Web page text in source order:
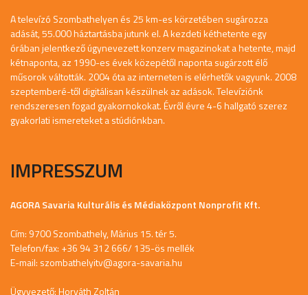
A televízó Szombathelyen és 25 km-es körzetében sugározza
adását, 55.000 háztartásba jutunk el. A kezdeti kéthetente egy
órában jelentkező úgynevezett konzerv magazinokat a hetente, majd
kétnaponta, az 1990-es évek közepétől naponta sugárzott élő
műsorok váltották. 2004 óta az interneten is elérhetők vagyunk. 2008
szeptemberé-től digitálisan készülnek az adások. Televíziónk
rendszeresen fogad gyakornokokat. Évről évre 4-6 hallgató szerez
gyakorlati ismereteket a stúdiónkban.
IMPRESSZUM
AGORA Savaria Kulturális és Médiaközpont Nonprofit Kft.
Cím: 9700 Szombathely, Márius 15. tér 5.
Telefon/fax: +36 94 312 666/ 135-ös mellék
E-mail: szombathelyitv@agora-savaria.hu
Ügyvezető: Horváth Zoltán